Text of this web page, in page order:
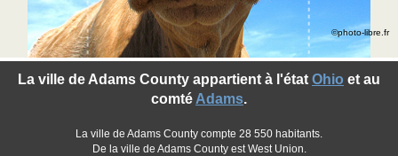
La ville de Adams County appartient à l'état Ohio et au
comté Adams.
La ville de Adams County compte 28 550 habitants.
De la ville de Adams County est West Union.
©photo-libre.fr